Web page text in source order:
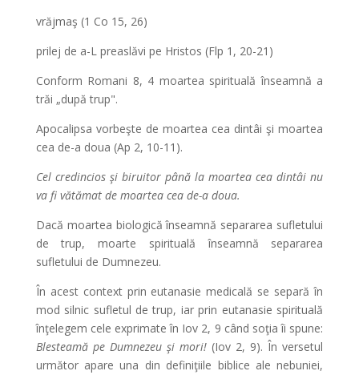
vrăjmaş (1 Co 15, 26)
prilej de a-L preaslăvi pe Hristos (Flp 1, 20-21)
Conform Romani 8, 4 moartea spirituală înseamnă a
trăi „după trup".
Apocalipsa vorbeşte de moartea cea dintâi şi moartea
cea de-a doua (Ap 2, 10-11).
Cel credincios şi biruitor până la moartea cea dintâi nu
va fi vătămat de moartea cea de-a doua.
Dacă moartea biologică înseamnă separarea sufletului
de trup, moarte spirituală înseamnă separarea
sufletului de Dumnezeu.
În acest context prin eutanasie medicală se separă în
mod silnic sufletul de trup, iar prin eutanasie spirituală
înţelegem cele exprimate în Iov 2, 9 când soţia îi spune:
Blesteamă pe Dumnezeu şi mori! (Iov 2, 9). În versetul
următor apare una din definiţiile biblice ale nebuniei,